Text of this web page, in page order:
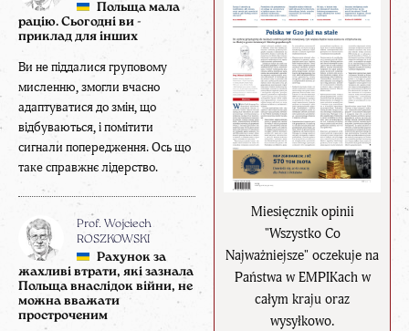
Miesięcznik opinii
"Wszystko Co
Najważniejsze" oczekuje na
Państwa w EMPIKach w
całym kraju oraz
wysyłkowo.
Польща мала
рацію. Сьогодні ви -
приклад для інших
Ви не піддалися груповому
мисленню, змогли вчасно
адаптуватися до змін, що
відбуваються, і помітити
сигнали попередження. Ось що
таке справжнє лідерство.
Prof. Wojciech
ROSZKOWSKI
Рахунок за
жахливі втрати, які зазнала
Польща внаслідок війни, не
можна вважати
простроченим